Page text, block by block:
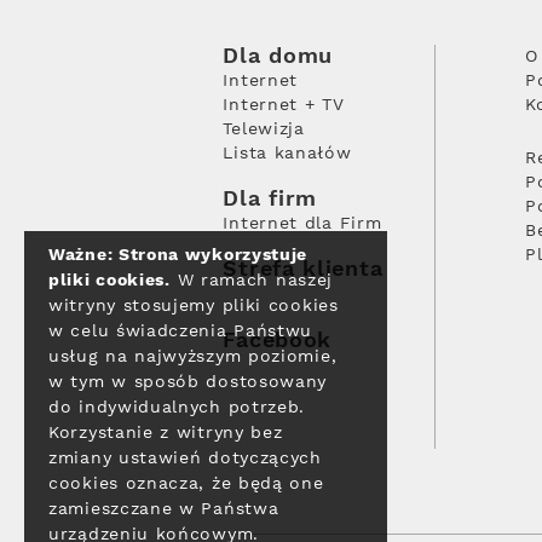
Dla domu
Internet
Internet + TV
Telewizja
Lista kanałów
Dla firm
Internet dla Firm
Strefa klienta
Facebook
Ważne: Strona wykorzystuje
pliki cookies. W ramach naszej
witryny stosujemy pliki cookies
w celu świadczenia Państwu
usług na najwyższym poziomie,
w tym w sposób dostosowany
do indywidualnych potrzeb.
Korzystanie z witryny bez
zmiany ustawień dotyczących
cookies oznacza, że będą one
zamieszczane w Państwa
urządzeniu końcowym.